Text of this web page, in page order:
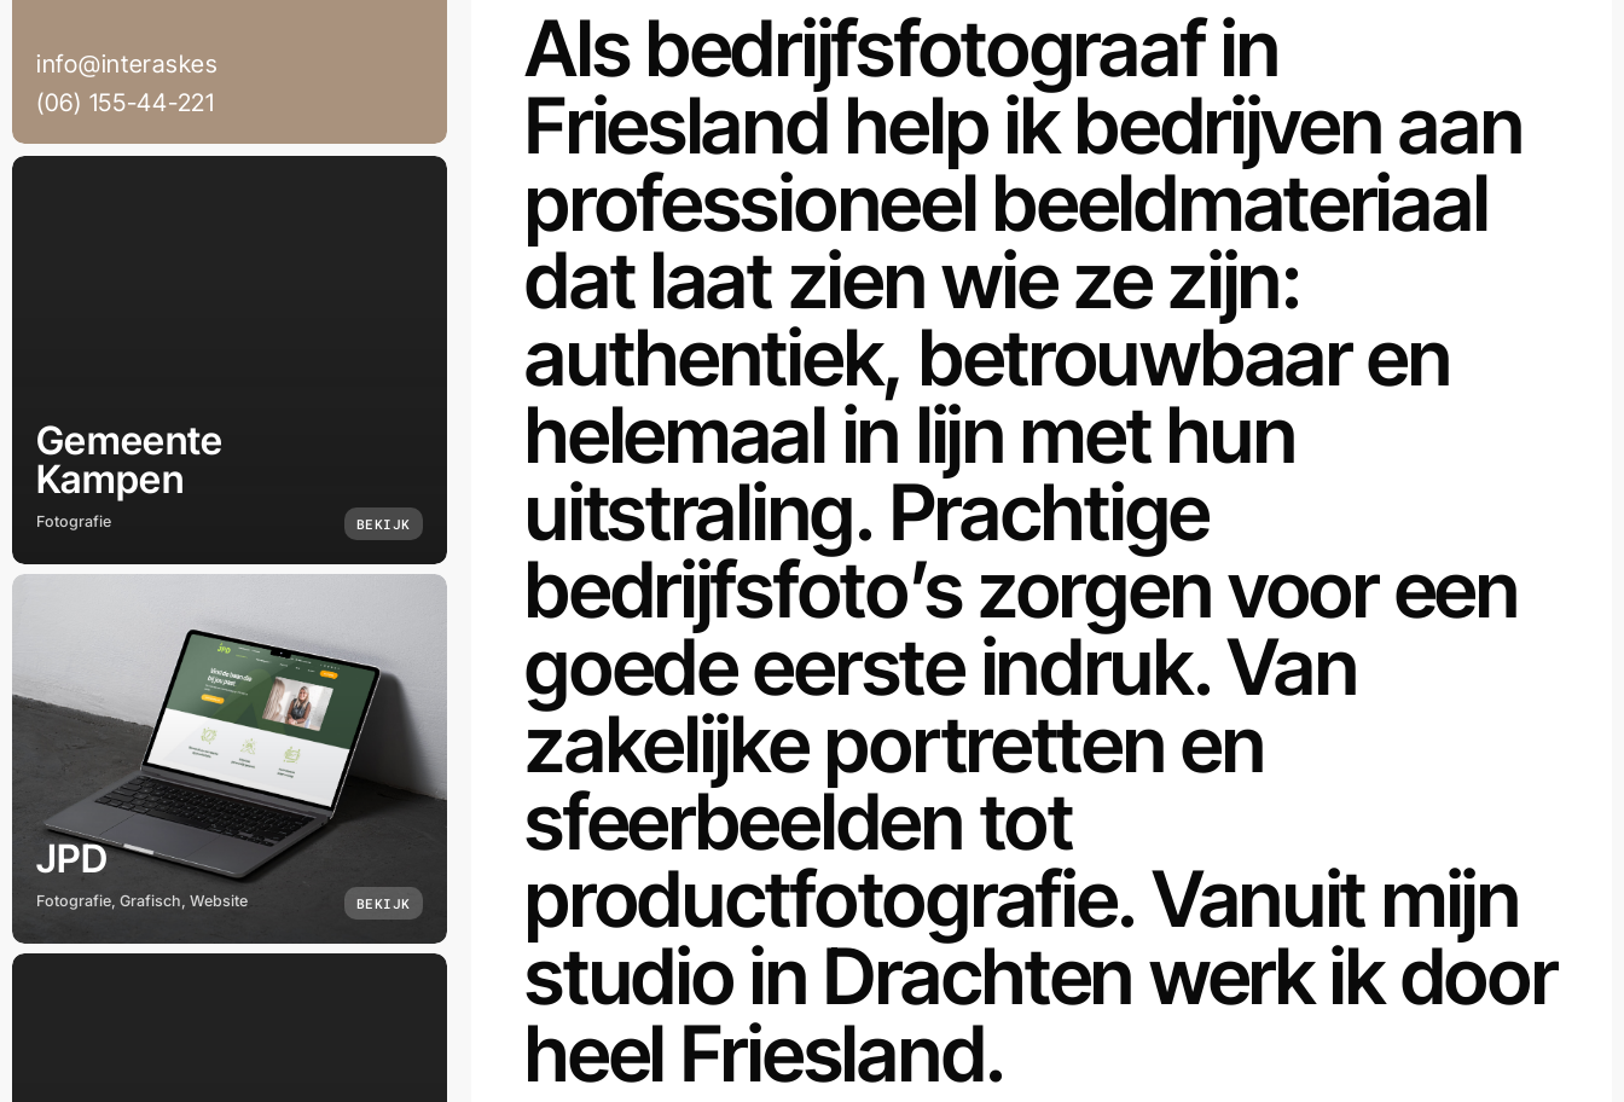
info@interaskes
(06) 155-44-221
Gemeente
Kampen
Fotografie BEKIJK
JPD
Fotografie, Grafisch, Website BEKIJK
Als bedrijfsfotograaf in
Friesland help ik bedrijven aan
professioneel beeldmateriaal
dat laat zien wie ze zijn:
authentiek, betrouwbaar en
helemaal in lijn met hun
uitstraling. Prachtige
bedrijfsfoto’s zorgen voor een
goede eerste indruk. Van
zakelijke portretten en
sfeerbeelden tot
productfotografie. Vanuit mijn
studio in Drachten werk ik door
heel Friesland.